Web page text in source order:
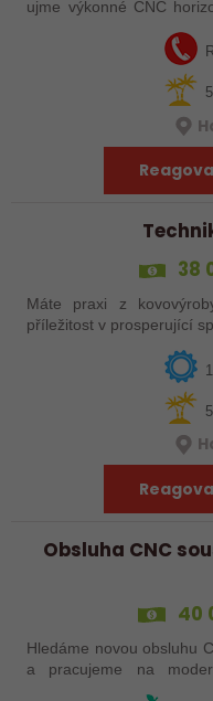
ujme výkonné CNC
Heindenhain, tak jste pro
38
Máte praxi z
příležitost v prosperující
Obsluha CNC
40
Hledáme novou obsluhu
a pracujeme na